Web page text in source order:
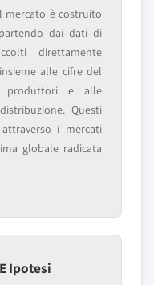
mercato è costruito
dai dati di
direttamente
alle cifre del
produttori e alle
Questi
i mercati
globale radicata
Ipotesi